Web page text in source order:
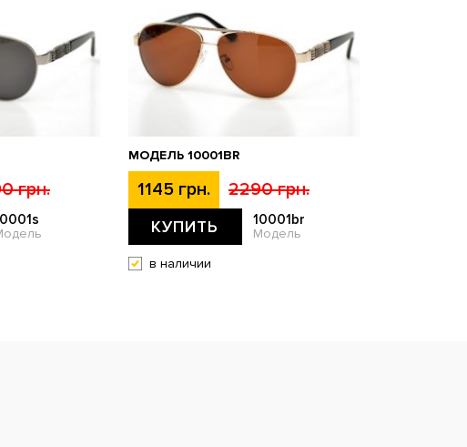
грн.
МОДЕЛЬ 10001BR
1145 грн. 2290 грн.
КУПИТЬ 10001br
Модель
в наличии